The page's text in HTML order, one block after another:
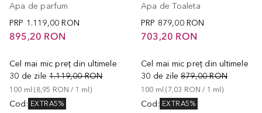
Apa de parfum
PRP 1.119,00 RON
895,20 RON
Cel mai mic preț din ultimele
30 de zile 1.119,00 RON
100 ml (8,95 RON / 1 ml)
Cod : EXTRA5%
Apa de Toaleta
PRP 879,00 RON
703,20 RON
Cel mai mic preț din ultimele
30 de zile 879,00 RON
100 ml (7,03 RON / 1 ml)
Cod : EXTRA5%
+27